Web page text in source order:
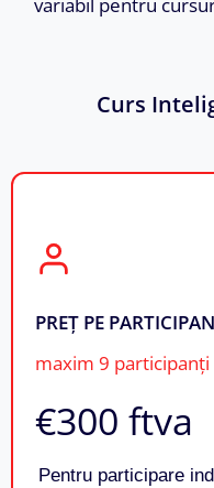
variabil pentru
Curs
PREȚ PE
maxim 9 participanți
€300​ ftva
Pentru participare